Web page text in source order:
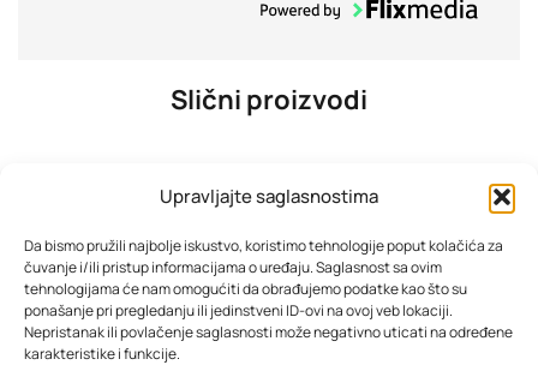
Upravljajte saglasnostima
Da bismo pružili najbolje iskustvo, koristimo tehnologije poput kolačića za
čuvanje i/ili pristup informacijama o uređaju. Saglasnost sa ovim
tehnologijama će nam omogućiti da obrađujemo podatke kao što su
ponašanje pri pregledanju ili jedinstveni ID-ovi na ovoj veb lokaciji.
Nepristanak ili povlačenje saglasnosti može negativno uticati na određene
karakteristike i funkcije.
Slični proizvodi